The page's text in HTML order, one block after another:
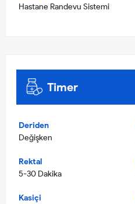
Hastane Randevu Sistemi
Timer
Deriden
Değişken
Rektal
5-30 Dakika
Kasiçi